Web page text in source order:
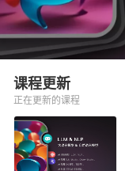
课程更新
正在更新的课程